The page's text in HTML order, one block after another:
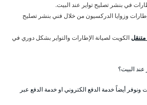
في بنشر تصليح تواير عند البيت.
وزوايا الدركسيون من خلال فني بنشر تصليح
الكويت لصيانة الإطارات والتواير بشكل دوري في
البيت؟
ونوفر أيضاً خدمة الدفع الكتروني او خدمة الدفع عبر